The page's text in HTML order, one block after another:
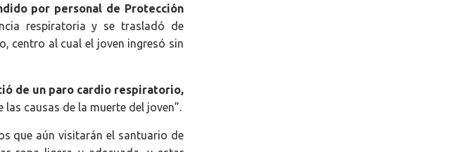
por personal de Protección
respiratoria y se trasladó de
centro al cual el joven ingresó sin
de un paro cardio respiratorio,
causas de la muerte del joven”.
que aún visitarán el santuario de